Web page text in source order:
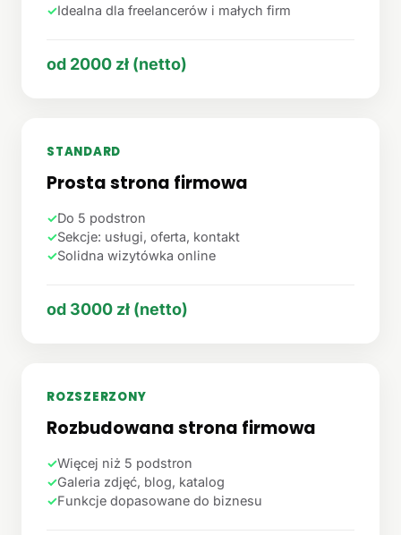
✓Idealna dla freelancerów i małych firm
od 2000 zł (netto)
STANDARD
Prosta strona firmowa
✓Do 5 podstron
✓Sekcje: usługi, oferta, kontakt
✓Solidna wizytówka online
od 3000 zł (netto)
ROZSZERZONY
Rozbudowana strona firmowa
✓Więcej niż 5 podstron
✓Galeria zdjęć, blog, katalog
✓Funkcje dopasowane do biznesu